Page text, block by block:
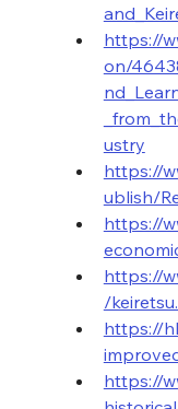
https://
on/
ustry
https://
ublish/
https://
https://
/
https://
https://